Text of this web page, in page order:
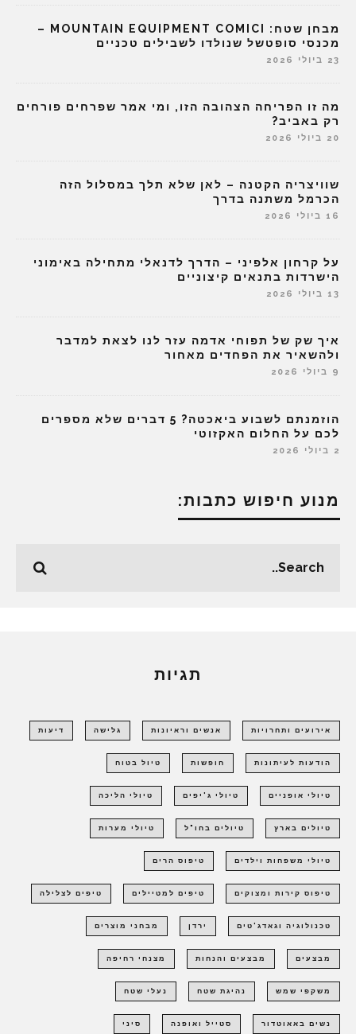
מבחן שטח: MOUNTAIN EQUIPMENT COMICI –
מכנסי סופטשל שנולדו לשבילים טכניים
23 ביולי 2026
מה זו הפריחה הצהובה הזו, ומי אמר שפרחים פורחים
רק באביב?
20 ביולי 2026
שוויצריה הקטנה – לאן שלא תלך במסלול הזה
הכרמל משתנה בדרך
16 ביולי 2026
על קרחון אלפיני – הדרך לדנאלי מתחילה באימוני
הישרדות בתנאים קיצוניים
13 ביולי 2026
איך שק של תפוחי אדמה עזר לנו לצאת למדבר
ולהשאיר את הפחדים מאחור
9 ביולי 2026
הוזמנתם לשבוע ביאכטה? 5 דברים שלא מספרים
לכם על החלום האקזוטי
2 ביולי 2026
מנוע חיפוש כתבות:
תגיות
אירועים ותחרויות אנשים וראיונות גלישה דיעות
הודעות לעיתונות חופשות טיול בטוח
טיולי אופניים טיולי ג'יפים טיולי הליכה
טיולים בארץ טיולים בחו"ל טיולי מערות
טיולי משפחות וילדים טיפוס הרים
טיפוס קירות ומצוקים טיפים למטיילים טיפים לצלילה
טכנולוגיה וגאדג'טים ירדן מבחני מוצרים
מבצעים מבצעים והנחות מצנחי רחיפה
משקפי שמש נהיגת שטח נעלי שטח
נשים באאוטדור סטייל ואופנה סיני